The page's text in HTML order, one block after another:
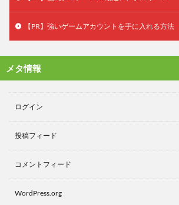
【PR】強いゲームアカウントを手に入れる方法
メタ情報
ログイン
投稿フィード
コメントフィード
WordPress.org